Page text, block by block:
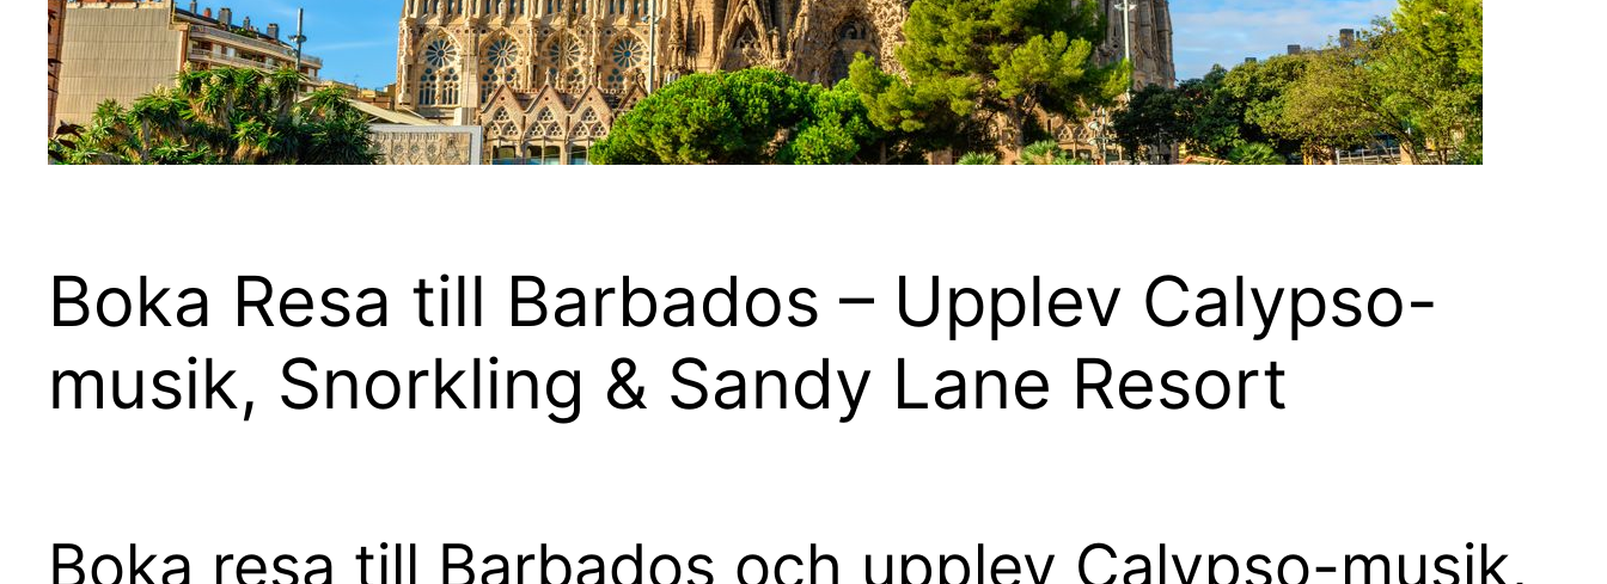
Boka Resa till Barbados – Upplev Calypso-
musik, Snorkling & Sandy Lane Resort
Boka resa till Barbados och upplev Calypso-musik,